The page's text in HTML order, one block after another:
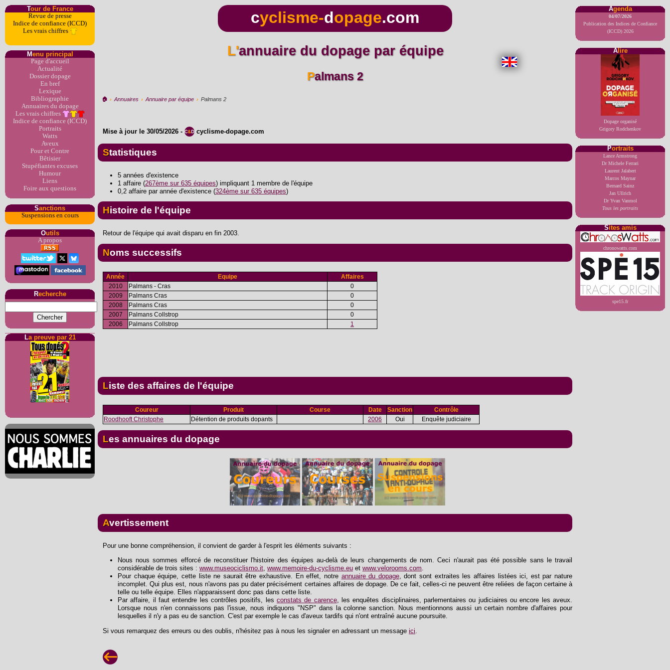
Tour de France
Revue de presse
Indice de confiance (ICCD)
Les vrais chiffres
Menu principal
Page d'accueil
Actualité
Dossier dopage
En bref
Lexique
Bibliographie
Annuaires du dopage
Les vrais chiffres
Indice de confiance (ICCD)
Portraits
Watts
Aveux
Pour et Contre
Bêtisier
Stupéfiantes excuses
Humour
Liens
Foire aux questions
Sanctions
Suspensions en cours
Outils
A propos
Recherche
La preuve par 21
Agenda
04/07/2026
Publication des Indices de Confiance
(ICCD) 2026
Alire
Dopage organisé
Grigory Rodchenkov
Portraits
Lance Armstrong
Dr Michele Ferrari
Laurent Jalabert
Marcos Maynar
Bernard Sainz
Jan Ullrich
Dr Yvan Vanmol
Tous les portraits
Sites amis
chronowatts.com
spe15.fr
cyclisme-dopage.com
L'annuaire du dopage par équipe
Palmans 2
🏠︎ › Annuaires › Annuaire par équipe › Palmans 2
Mise à jour le 30/05/2026 - cyclisme-dopage.com
Statistiques
5 années d'existence
1 affaire (267ème sur 635 équipes) impliquant 1 membre de l'équipe
0,2 affaire par année d'existence (324ème sur 635 équipes)
Histoire de l'équipe
Retour de l'équipe qui avait disparu en fin 2003.
Noms successifs
Année Equipe
Affaires
2010
Palmans - Cras
0
2009
Palmans Cras
0
2008
Palmans Cras
0
2007
Palmans Collstrop
0
2006
Palmans Collstrop 1
Liste des affaires de l'équipe
Coureur Produit Course Date Sanction
Contrôle
Roodhooft Christophe
Détention de produits dopants 2006 Oui Enquête judiciaire
Les annuaires du dopage
Avertissement
Pour une bonne compréhension, il convient de garder à l'esprit les éléments suivants :
Nous nous sommes efforcé de reconstituer l'histoire des équipes au-delà de leurs changements de nom. Ceci n'aurait pas été possible sans le travail
considérable de trois sites : www.museociclismo.it, www.memoire-du-cyclisme.eu et www.velorooms.com.
Pour chaque équipe, cette liste ne saurait être exhaustive. En effet, notre annuaire du dopage, dont sont extraites les affaires listées ici, est par nature
incomplet. Qui plus est, nous n'avons pas pu dater précisément certaines affaires de dopage. De ce fait, celles-ci ne peuvent être reliées de façon certaine à
telle ou telle équipe. Elles n'apparaissent donc pas dans cette liste.
Par affaire, il faut entendre les contrôles positifs, les constats de carence, les enquêtes disciplinaires, parlementaires ou judiciaires ou encore les aveux.
Lorsque nous n'en connaissons pas l'issue, nous indiquons "NSP" dans la colonne sanction. Nous mentionnons aussi un certain nombre d'affaires pour
lesquelles il n'y a pas eu de sanction. C'est par exemple le cas d'aveux tardifs qui n'ont entraîné aucune poursuite.
Si vous remarquez des erreurs ou des oublis, n'hésitez pas à nous les signaler en adressant un message ici